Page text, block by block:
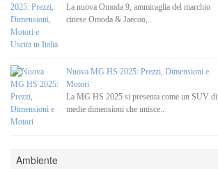
La nuova Omoda 9, ammiraglia del marchio
cinese Omoda & Jaecoo,..
Nuova MG HS 2025: Prezzi, Dimensioni e
Motori
La MG HS 2025 si presenta come un SUV di
medie dimensioni che unisce..
Ambiente